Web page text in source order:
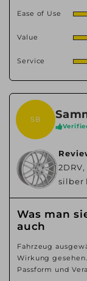
Ease of Use
Value
Service
SB
2DRV,
silber
Was man
auch
Fahrzeug
Wirkung
Passform und